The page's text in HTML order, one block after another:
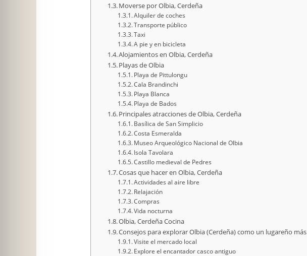
Moverse por Olbia, Cerdeña
Alquiler de coches
Transporte público
Taxi
A pie y en bicicleta
Alojamientos en Olbia, Cerdeña
Playas de Olbia
Playa de Pittulongu
Cala Brandinchi
Playa Blanca
Playa de Bados
Principales atracciones de Olbia, Cerdeña
Basílica de San Simplicio
Costa Esmeralda
Museo Arqueológico Nacional de Olbia
Isola Tavolara
Castillo medieval de Pedres
Cosas que hacer en Olbia, Cerdeña
Actividades al aire libre
Relajación
Compras
Vida nocturna
Olbia, Cerdeña Cocina
Consejos para explorar Olbia (Cerdeña) como un lugareño más
Visite el mercado local
Explore el encantador casco antiguo